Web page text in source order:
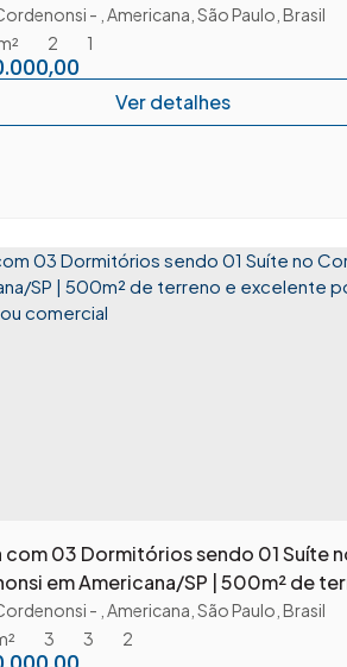
Americana São Paulo Brasil
2
1
com 03 Dormitórios sendo 01 Suíte
em Americana/SP | 500m² de
potencial residencial ou comercial
Americana São Paulo Brasil
3
3 2